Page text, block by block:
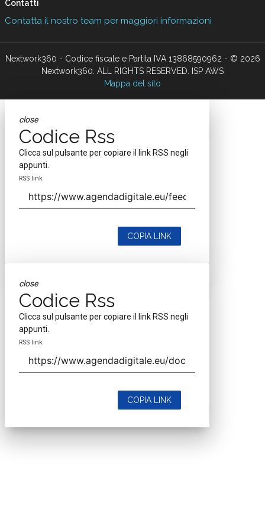
Contatti
Contatta il nostro team per maggiori informazioni
Nextwork360 - Codice fiscale e Partita IVA 13868590962 - © 2026
Nextwork360. ALL RIGHTS RESERVED. ISP AWS
Mappa del sito
close
Codice Rss
Clicca sul pulsante per copiare il link RSS negli
appunti.
RSS link
COPIA LINK
close
Codice Rss
Clicca sul pulsante per copiare il link RSS negli
appunti.
RSS link
COPIA LINK